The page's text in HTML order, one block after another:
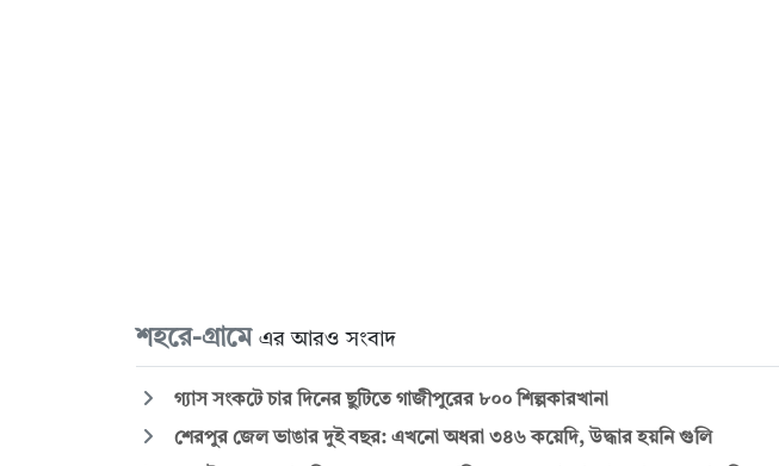
শহরে-গ্রামে এর আরও সংবাদ
গ্যাস সংকটে চার দিনের ছুটিতে গাজীপুরের ৮০০ শিল্পকারখানা
শেরপুর জেল ভাঙার দুই বছর: এখনো অধরা ৩৪৬ কয়েদি, উদ্ধার হয়নি গুলি